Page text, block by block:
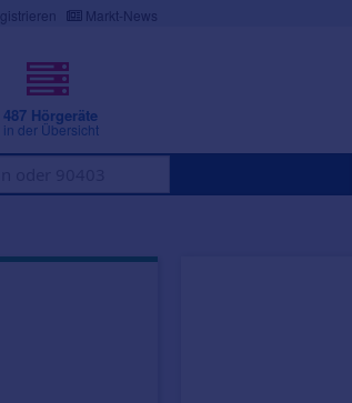
Markt-News
487 Hörgeräte
in der Übersicht